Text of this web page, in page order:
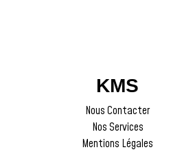
KMS
Nous Contacter
Nos Services
Mentions Légales